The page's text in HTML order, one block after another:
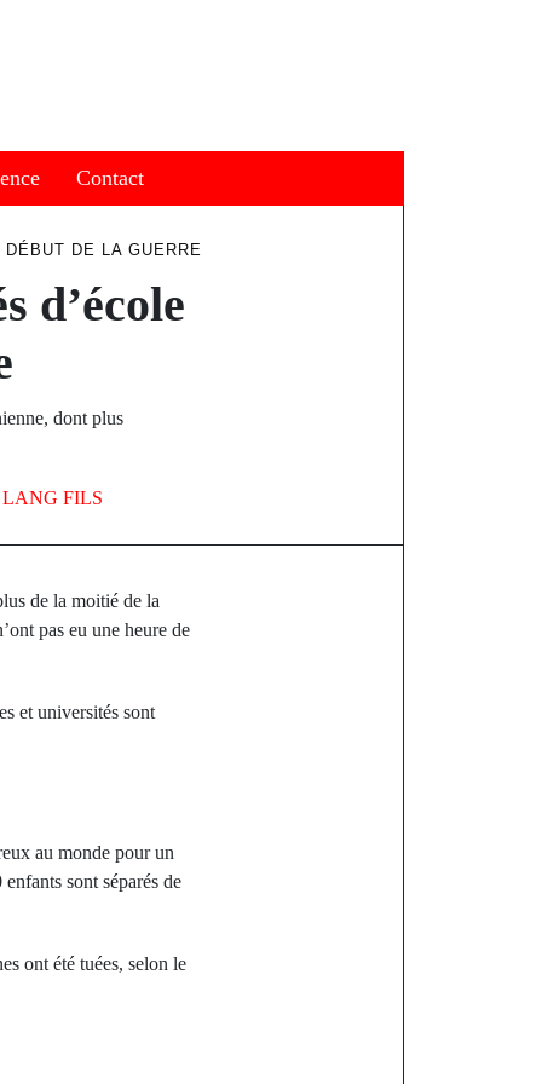
Contact
DE LA GUERRE
d’école
dont plus
LANG FILS
de la moitié de la
pas eu une heure de
et universités sont
au monde pour un
sont séparés de
ont été tuées, selon le